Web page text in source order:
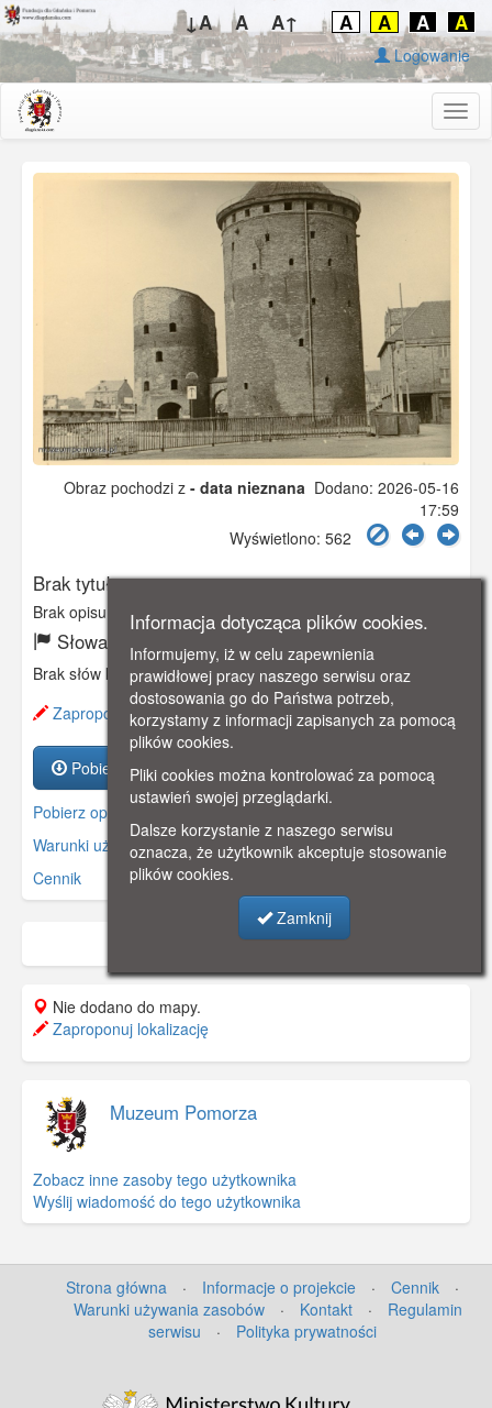
↓A A A↑ A A A A
Logowanie
Obraz pochodzi z - data nieznana Dodano: 2026-05-16
17:59
Wyświetlono: 562
Brak tytułu
Brak opisu
Słowa kluczowe:
Brak słów kluczowych
Zaproponuj zmianę opisu.
Pobierz zasób
Pobierz opis
Warunki używania zasobów.
Cennik
Nie dodano do mapy.
Zaproponuj lokalizację
Muzeum Pomorza
Zobacz inne zasoby tego użytkownika
Wyślij wiadomość do tego użytkownika
Strona główna · Informacje o projekcie · Cennik
·
Warunki używania zasobów
· Kontakt ·
Regulamin
serwisu
· Polityka prywatności
Informacja dotycząca plików cookies.
Informujemy, iż w celu zapewnienia
prawidłowej pracy naszego serwisu oraz
dostosowania go do Państwa potrzeb,
korzystamy z informacji zapisanych za pomocą
plików cookies.
Pliki cookies można kontrolować za pomocą
ustawień swojej przeglądarki.
Dalsze korzystanie z naszego serwisu
oznacza, że użytkownik akceptuje stosowanie
plików cookies.
Zamknij